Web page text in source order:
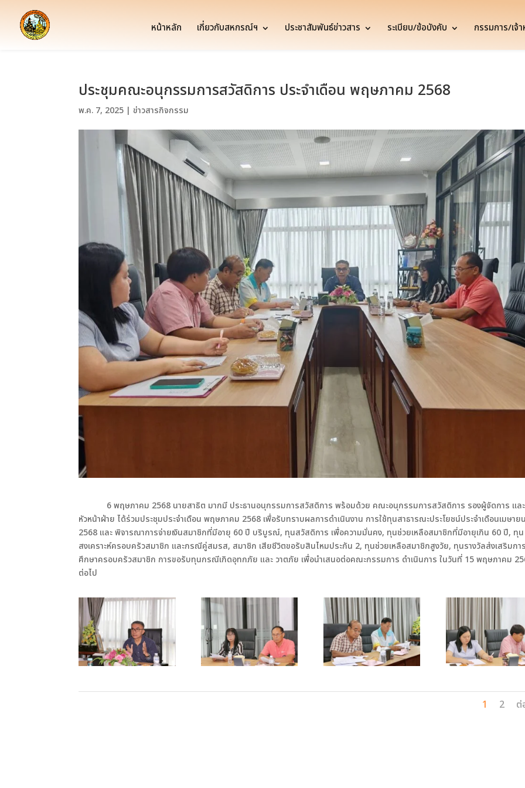
หน้าหลัก เกี่ยวกับสหกรณ์ฯ ประชาสัมพันธ์ข่าวสาร ระเบียบ/ข้อบังคับ กรรมการ/เจ้
ประชุมคณะอนุกรรมการสวัสดิการ ประจำเดือน พฤษภาคม 2568
พ.ค. 7, 2025 |ข่าวสารกิจกรรม
6 พฤษภาคม 2568 นายสาธิต มากมี ประธานอนุกรรมการสวัสดิการ พร้อมด้วย คณะอนุกรรมการสวัสดิการ รองผู้จัดการ และ
หัวหน้าฝ่าย ได้ร่วมประชุมประจำเดือน พฤษภาคม 2568 เพื่อรับทราบผลการดำเนินงาน การใช้ทุนสาธารณะประโยชน์ประจำเดือนเมษาย
2568 และ พิจารณาการจ่ายเงินสมาชิกที่มีอายุ 60 ปี บริบูรณ์, ทุนสวัสดิการ เพื่อความมั่นคง, ทุนช่วยเหลือสมาชิกที่มีอายุเกิน 60 ปี, ทุน
สงเคราะห์ครอบครัวสมาชิก และกรณีคู่สมรส, สมาชิก เสียชีวิตขอรับสินไหมประกัน 2, ทุนช่วยเหลือสมาชิกสูงวัย, ทุนรางวัลส่งเสริมกา
ศึกษาครอบครัวสมาชิก การขอรับทุนกรณีเกิดอุทกภัย และ วาตภัย เพื่อนำเสนอต่อคณะกรรมการ ดำเนินการ ในวันที่ 15 พฤษภาคม
ต่อไป
1 2 ต่